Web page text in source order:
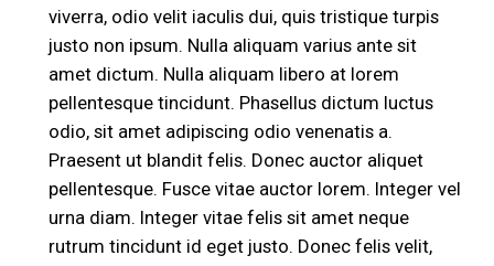
viverra, odio velit iaculis dui, quis tristique turpis
justo non ipsum. Nulla aliquam varius ante sit
amet dictum. Nulla aliquam libero at lorem
pellentesque tincidunt. Phasellus dictum luctus
odio, sit amet adipiscing odio venenatis a.
Praesent ut blandit felis. Donec auctor aliquet
pellentesque. Fusce vitae auctor lorem. Integer vel
urna diam. Integer vitae felis sit amet neque
rutrum tincidunt id eget justo. Donec felis velit,